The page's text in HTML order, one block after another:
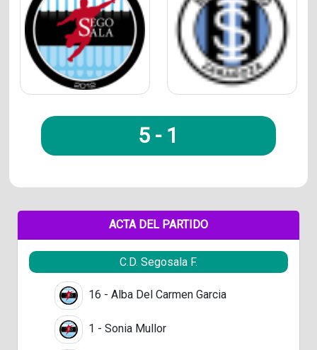
5 - 1
ACTA DEL PARTIDO
C.D. Segosala F.
16 - Alba Del Carmen Garcia
1 - Sonia Mullor